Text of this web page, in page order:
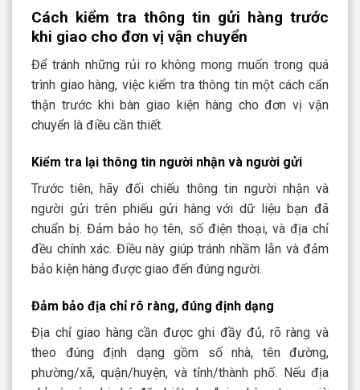
Cách kiểm tra thông tin gửi hàng trước
khi giao cho đơn vị vận chuyển
Để tránh những rủi ro không mong muốn trong quá
trình giao hàng, việc kiểm tra thông tin một cách cẩn
thận trước khi bàn giao kiện hàng cho đơn vị vận
chuyển là điều cần thiết.
Kiểm tra lại thông tin người nhận và người gửi
Trước tiên, hãy đối chiếu thông tin người nhận và
người gửi trên phiếu gửi hàng với dữ liệu bạn đã
chuẩn bị. Đảm bảo họ tên, số điện thoại, và địa chỉ
đều chính xác. Điều này giúp tránh nhầm lẫn và đảm
bảo kiện hàng được giao đến đúng người.
Đảm bảo địa chỉ rõ ràng, đúng định dạng
Địa chỉ giao hàng cần được ghi đầy đủ, rõ ràng và
theo đúng định dạng gồm số nhà, tên đường,
phường/xã, quận/huyện, và tỉnh/thành phố. Nếu địa